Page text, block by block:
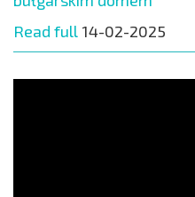
Read full 14-02-2025